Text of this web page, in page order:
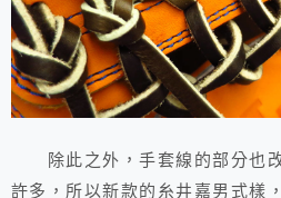
除此之外，手套線的部分也改
許多，所以新款的糸井嘉男式樣